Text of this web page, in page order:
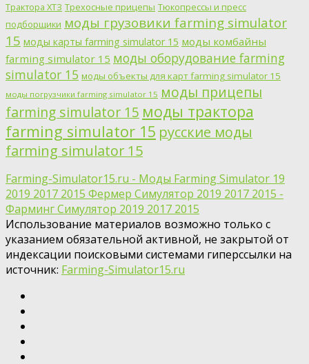
Трактора ХТЗ Трехосные прицепы Тюкопрессы и пресс
подборщики моды грузовики farming simulator
15 моды карты farming simulator 15 моды комбайны
farming simulator 15 моды оборудование farming
simulator 15 моды объекты для карт farming simulator 15
моды погрузчики farming simulator 15 моды прицепы
farming simulator 15 моды трактора
farming simulator 15 русские моды
farming simulator 15
Farming-Simulator15.ru - Моды Farming Simulator 19
2019 2017 2015 Фермер Симулятор 2019 2017 2015 -
Фарминг Симулятор 2019 2017 2015
Использование материалов возможно только с
указанием обязательной активной, не закрытой от
индексации поисковыми системами гиперссылки на
источник: Farming-Simulator15.ru